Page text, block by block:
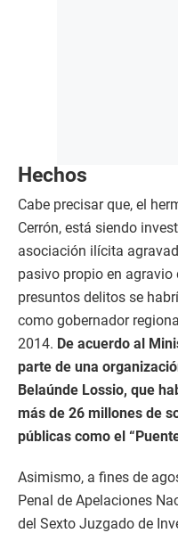
Hechos
Cabe precisar que, el
Cerrón, está siendo
asociación ilícita
pasivo propio en agravio
presuntos delitos se
como gobernador
2014. De acuerdo al
parte de una
Belaúnde Lossio, que
más de 26 millones de
públicas como el
Asimismo, a fines de
Penal de Apelaciones
del Sexto Juzgado de